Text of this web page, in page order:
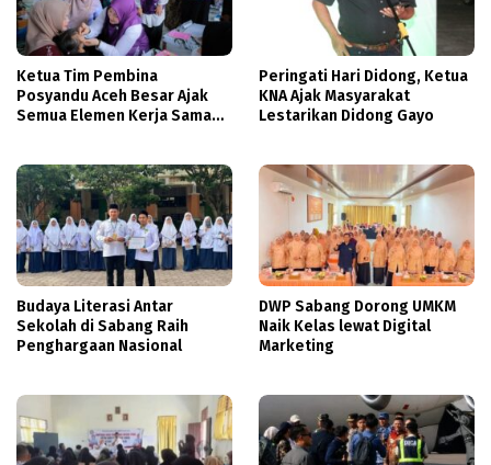
Ketua Tim Pembina
Posyandu Aceh Besar Ajak
Semua Elemen Kerja Sama
Peringati Hari Didong, Ketua
KNA Ajak Masyarakat
Lestarikan Didong Gayo
Budaya Literasi Antar
Sekolah di Sabang Raih
Penghargaan Nasional
DWP Sabang Dorong UMKM
Naik Kelas lewat Digital
Marketing